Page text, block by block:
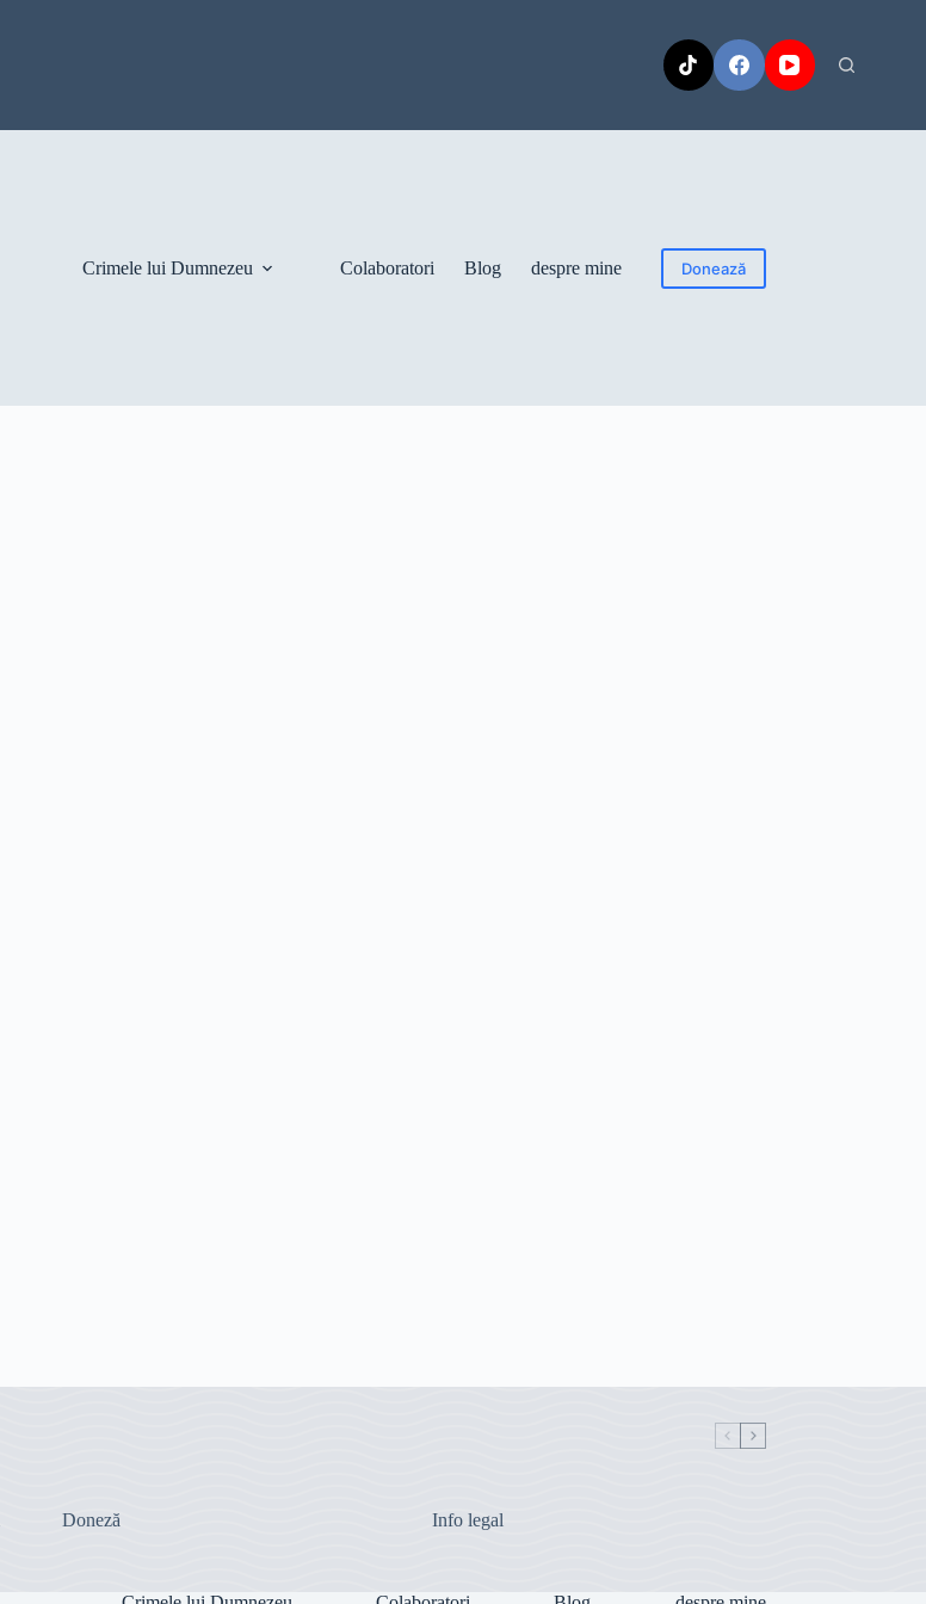
Crimele lui Dumnezeu Colaboratori Blog despre mine Donează
Doneză Info legal